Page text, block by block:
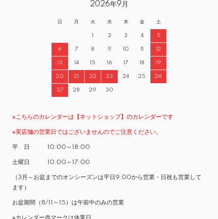
2026年9月
日 月 火 水 木 金 土
1 2 3 4 5
6 7 8 9 10 11 12
13 14 15 16 17 18 19
20 21 22 23 24 25 26
27 28 29 30
※こちらのカレンダーは【ネットショップ】のカレンダーです
※実店舗の営業日ではございませんのでご注意ください。
平 日 10:00～18:00
土曜日 10:00～17:00
（3月～お盆までのオンシーズンは平日9:00から営業・日祝も営業して
ます）
お盆期間（8/11～15）は午前中のみの営業